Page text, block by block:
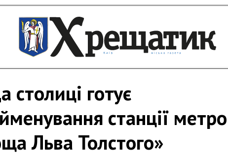
столиці готує
станції метро
Льва Толстого»